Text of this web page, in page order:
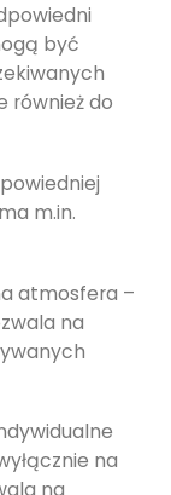
być
również do
m.in.
atmosfera –
na
na